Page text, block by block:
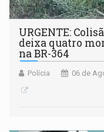
URGENTE:
deixa quatro
na BR-364
Polícia 06 de